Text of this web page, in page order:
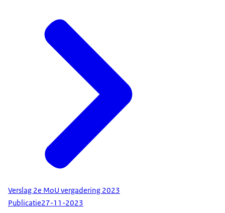
Verslag 2e MoU vergadering 2023
Publicatie27-11-2023